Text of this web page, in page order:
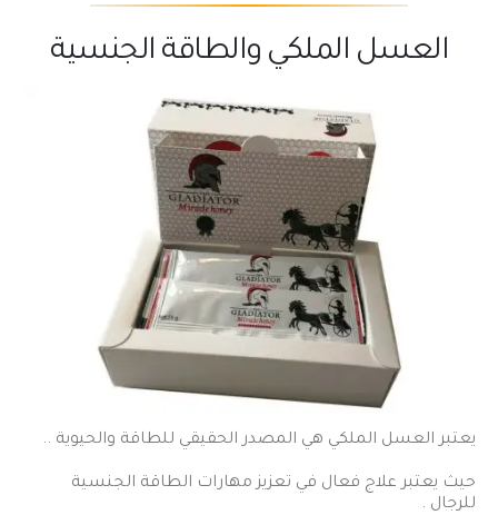
العسل الملكي والطاقة الجنسية
يعتبر العسل الملكي هي المصدر الحقيقي للطاقة والحيوية ..
حيث يعتبر علاج فعال في تعزيز مهارات الطاقة الجنسية
للرجال .